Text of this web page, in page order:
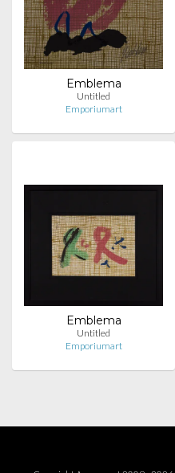
Emblema
Untitled
Emporiumart
Emblema
Untitled
Emporiumart